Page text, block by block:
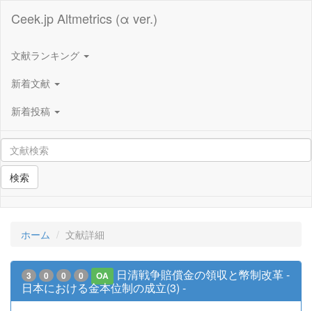
Ceek.jp Altmetrics (α ver.)
文献ランキング
新着文献
新着投稿
検索
ホーム 文献詳細
3 0 0 0 OA
日清戦争賠償金の領収と幣制改革 -
日本における金本位制の成立(3) -